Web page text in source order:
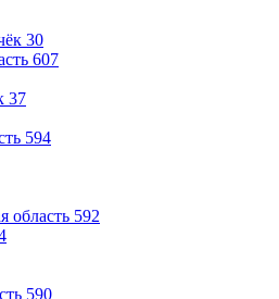
30
607
37
594
область 592
590